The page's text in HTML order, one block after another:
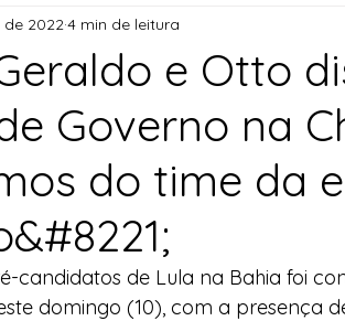
Notícias
Projetos de Lei Política
Indicação Água Agricultura
Agricultura Familiar Defesa
e Otto
Governo na
do time da
de 2022 4 min de leitura
candidatos de Lula na Bahia foi
domingo (10), com a presença